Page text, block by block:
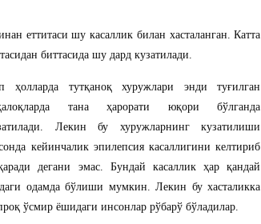
еттитаси шу касаллик билан хасталанган. Катта
биттасида шу дард кузатилади.
ҳолларда тутқаноқ хуружлари энди туғилган
тана ҳарорати юқори бўлганда
Лекин бу хуружларнинг кузатилиши
кейинчалик эпилепсия касаллигини келтириб
дегани эмас. Бундай касаллик ҳар қандай
одамда бўлиши мумкин. Лекин бу хасталикка
ўсмир ёшидаги инсонлар рўбарў бўладилар.